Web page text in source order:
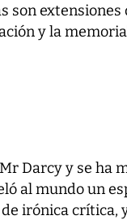
son extensiones
y la
Darcy y se ha
al mundo un
irónica